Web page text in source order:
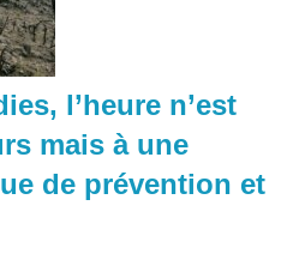
l’heure n’est
mais à une
de prévention et